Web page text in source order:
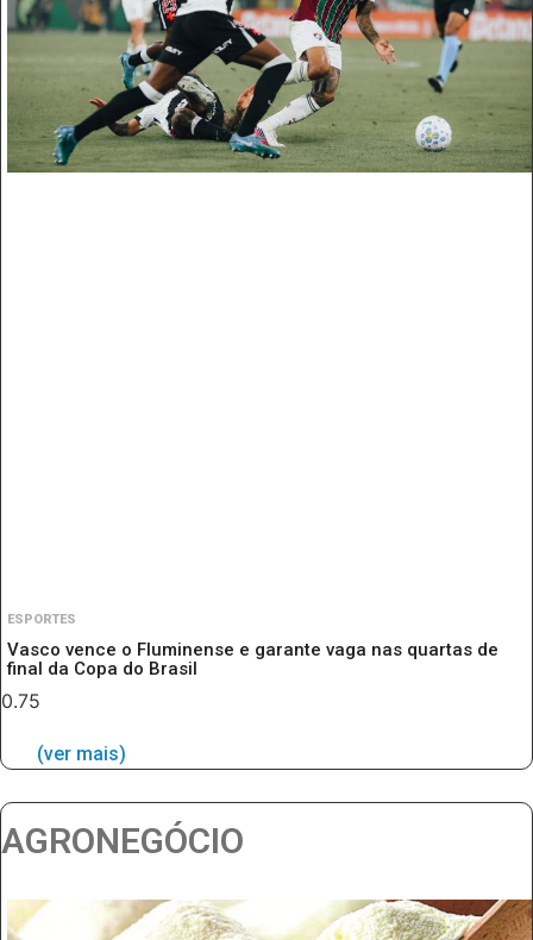
ESPORTES
Vasco vence o Fluminense e garante vaga nas quartas de
final da Copa do Brasil
(ver mais)
AGRONEGÓCIO